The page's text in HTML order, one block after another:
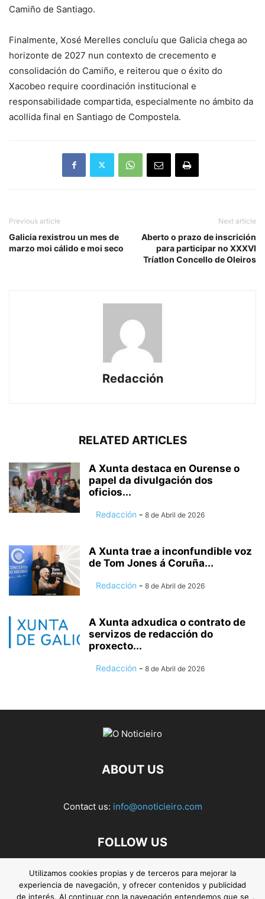
Camiño de Santiago.
Finalmente, Xosé Merelles concluíu que Galicia chega ao
horizonte de 2027 nun contexto de crecemento e
consolidación do Camiño, e reiterou que o éxito do
Xacobeo require coordinación institucional e
responsabilidade compartida, especialmente no ámbito da
acollida final en Santiago de Compostela.
Previous article
Galicia rexistrou un mes de
marzo moi cálido e moi seco
Next article
Aberto o prazo de inscrición
para participar no XXXVI
Tríatlon Concello de Oleiros
Redacción
RELATED ARTICLES
A Xunta destaca en Ourense o
papel da divulgación dos
oficios...
Redacción - 8 de Abril de 2026
A Xunta trae a inconfundible voz
de Tom Jones á Coruña...
Redacción - 8 de Abril de 2026
A Xunta adxudica o contrato de
servizos de redacción do
proxecto...
Redacción - 8 de Abril de 2026
ABOUT US
Contact us: info@onoticieiro.com
FOLLOW US
Utilizamos cookies propias y de terceros para mejorar la
experiencia de navegación, y ofrecer contenidos y publicidad
de interés. Al continuar con la navegación entendemos que se